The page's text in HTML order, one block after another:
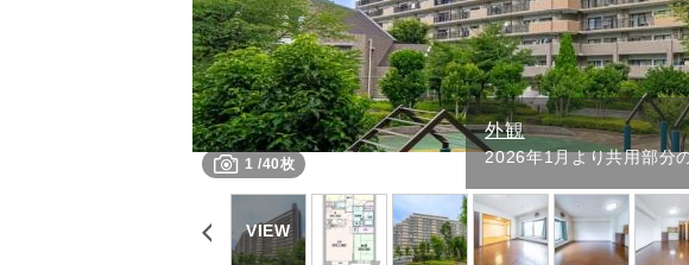
外観
2026年1月より共用部分
1 /40枚